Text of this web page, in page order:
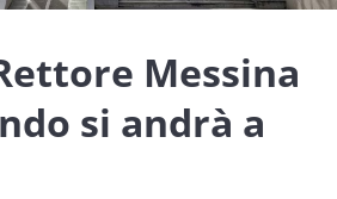
Messina
si andrà a